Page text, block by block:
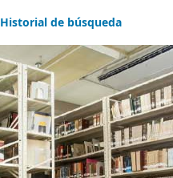
Historial de búsqueda